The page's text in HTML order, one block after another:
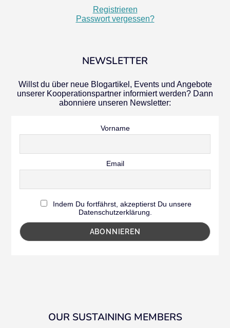
Registrieren
Passwort vergessen?
NEWSLETTER
Willst du über neue Blogartikel, Events und Angebote
unserer Kooperationspartner informiert werden? Dann
abonniere unseren Newsletter:
Vorname
Email
Indem Du fortfährst, akzeptierst Du unsere
Datenschutzerklärung.
OUR SUSTAINING MEMBERS